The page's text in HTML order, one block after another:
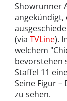
Showrunner
angekündigt,
(via TVLine).
welchem
bevorstehen
Staffel 11
Seine Figur
zu sehen.